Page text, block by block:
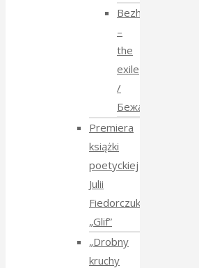
Bezhenstvo
–
the
exile
/
Бежанства
Premiera
książki
poetyckiej
Julii
Fiedorczuk
„Glif”
„Drobny
kruchy